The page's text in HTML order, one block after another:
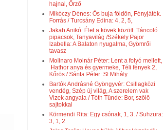
hajnal, Őrző
Mikóczy Dénes: Ős buja főldőn, Fényjáték.
Forrás / Turcsány Edina: 4, 2, 5,
Jakab Anikó: Élet a kövek között. Táncoló
pipacsok, Tanyavilág /Székely Pajor
Izabella: A Balaton nyugalma, Gyömrői
tavasz
Molinaro Molnár Péter: Lent a folyó mellett,
Hathor anya és gyermeke, Téli fények 2,
Kőrös / Sánta Péter: St Mihály
Bartók Andrásné Gyöngyvér: Csillagközi
vendég, Szép új világ, A szerelem vak
Vizek angyala / Tóth Tünde: Bor, szőlő
sajtokkal
Körmendi Rita: Egy csónak, 1, 3. / Suhzura:
3, 1, 2